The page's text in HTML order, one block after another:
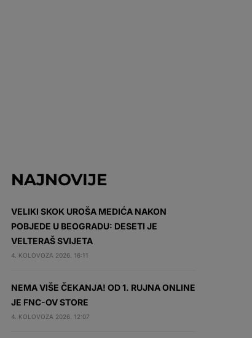
NAJNOVIJE
VELIKI SKOK UROŠA MEDIĆA NAKON
POBJEDE U BEOGRADU: DESETI JE
VELTERAŠ SVIJETA
4. KOLOVOZA 2026. 16:11
NEMA VIŠE ČEKANJA! OD 1. RUJNA ONLINE
JE FNC-OV STORE
4. KOLOVOZA 2026. 12:07